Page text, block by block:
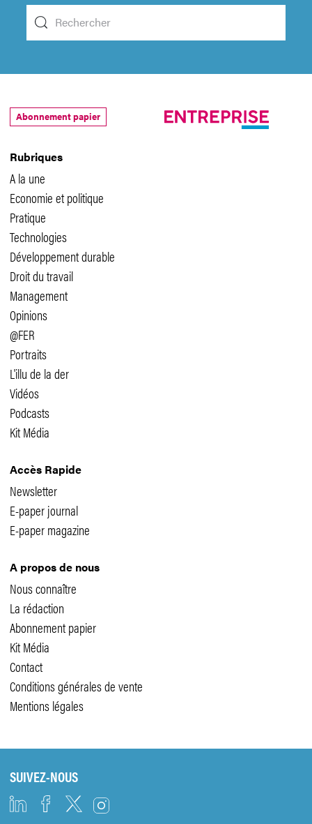
Rubriques
A la une
Economie et politique
Pratique
Technologies
Développement durable
Droit du travail
Management
Opinions
@FER
Portraits
L'illu de la der
Vidéos
Podcasts
Kit Média
Accès Rapide
Newsletter
E-paper journal
E-paper magazine
A propos de nous
Nous connaître
La rédaction
Abonnement papier
Kit Média
Contact
Conditions générales de vente
Mentions légales
Abonnement papier
SUIVEZ-NOUS